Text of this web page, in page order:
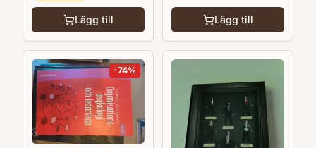
Lägg till Lägg till
-74%